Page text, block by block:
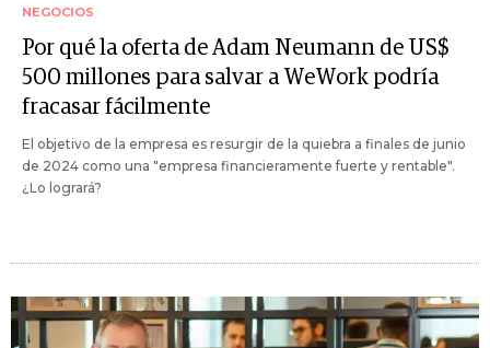
NEGOCIOS
Por qué la oferta de Adam Neumann de US$
500 millones para salvar a WeWork podría
fracasar fácilmente
El objetivo de la empresa es resurgir de la quiebra a finales de junio
de 2024 como una "empresa financieramente fuerte y rentable".
¿Lo logrará?